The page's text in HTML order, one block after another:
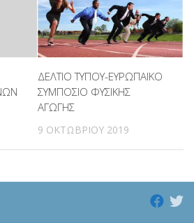
ΔΕΛΤΙΟ ΤΥΠΟΥ-ΕΥΡΩΠΑΪΚΟ
ΣΥΜΠΟΣΙΟ ΦΥΣΙΚΗΣ
ΑΓΩΓΗΣ
9 ΟΚΤΩΒΡΊΟΥ 2019